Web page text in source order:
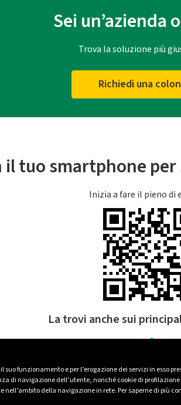
funzionamento e per l’erogazione dei servizi in esso
di navigazione dell’utente, nonché cookie di
della navigazione in rete. Per saperne di più
Sei un’azienda
Trova la soluzione più
Richiedi una
il tuo smartphone
Inizia a fare il pieno di
La trovi anche sui